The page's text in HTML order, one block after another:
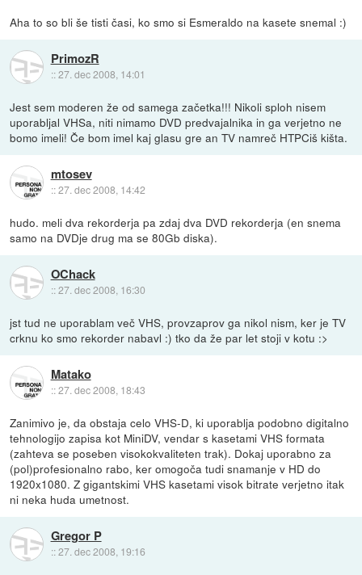
Aha to so bli še tisti časi, ko smo si Esmeraldo na kasete snemal :)
PrimozR
::27. dec 2008, 14:01
Jest sem moderen že od samega začetka!!! Nikoli sploh nisem
uporabljal VHSa, niti nimamo DVD predvajalnika in ga verjetno ne
bomo imeli! Če bom imel kaj glasu gre an TV namreč HTPCiš kišta.
mtosev
::27. dec 2008, 14:42
hudo. meli dva rekorderja pa zdaj dva DVD rekorderja (en snema
samo na DVDje drug ma se 80Gb diska).
OChack
::27. dec 2008, 16:30
jst tud ne uporablam več VHS, provzaprov ga nikol nism, ker je TV
crknu ko smo rekorder nabavl :) tko da že par let stoji v kotu :>
Matako
::27. dec 2008, 18:43
Zanimivo je, da obstaja celo VHS-D, ki uporablja podobno digitalno
tehnologijo zapisa kot MiniDV, vendar s kasetami VHS formata
(zahteva se poseben visokokvaliteten trak). Dokaj uporabno za
(pol)profesionalno rabo, ker omogoča tudi snamanje v HD do
1920x1080. Z gigantskimi VHS kasetami visok bitrate verjetno itak
ni neka huda umetnost.
Gregor P
::27. dec 2008, 19:16